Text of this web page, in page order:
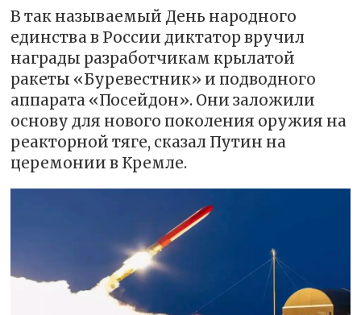
В так называемый День народного
единства в России диктатор вручил
награды разработчикам крылатой
ракеты «Буревестник» и подводного
аппарата «Посейдон». Они заложили
основу для нового поколения оружия на
реакторной тяге, сказал Путин на
церемонии в Кремле.